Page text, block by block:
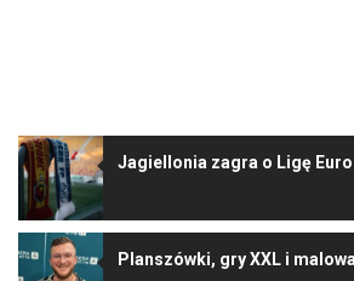
Jagiellonia zagra o Ligę Euro
Planszówki, gry XXL i